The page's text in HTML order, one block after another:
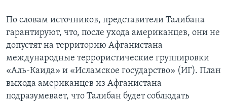
По словам источников, представители Талибана
гарантируют, что, после ухода американцев, они не
допустят на территорию Афганистана
международные террористические группировки
«Аль-Каида» и «Исламское государство» (ИГ). План
выхода американцев из Афганистана
подразумевает, что Талибан будет соблюдать